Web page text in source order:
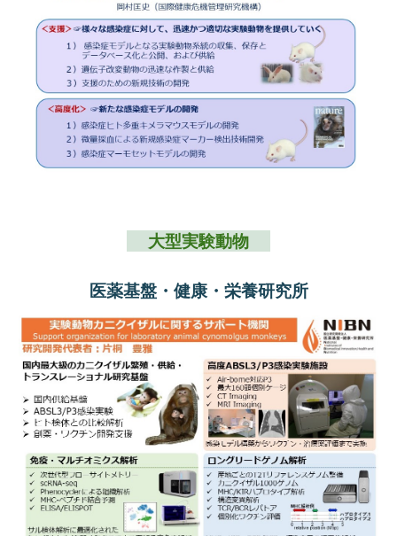
大型実験動物
医薬基盤・健康・栄養研究所